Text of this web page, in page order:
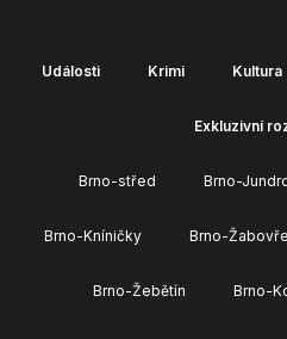
Události Krimi Kultura
Exkluzivní
Brno-střed Brno-
Brno-Kníničky Brno-
Brno-Žebětín Brno-